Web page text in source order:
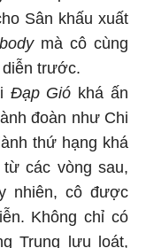
Sân khấu xuất
mà cô cùng
trước.
Đạp Gió khá ấn
đoàn như Chi
thứ hạng khá
các vòng sau,
nhiên, cô được
Không chỉ có
Trung lưu loát,